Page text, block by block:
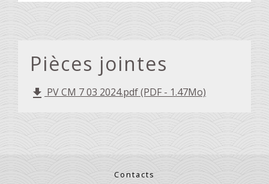
Pièces jointes
file_download PV CM 7 03 2024.pdf (PDF - 1.47Mo)
Contacts